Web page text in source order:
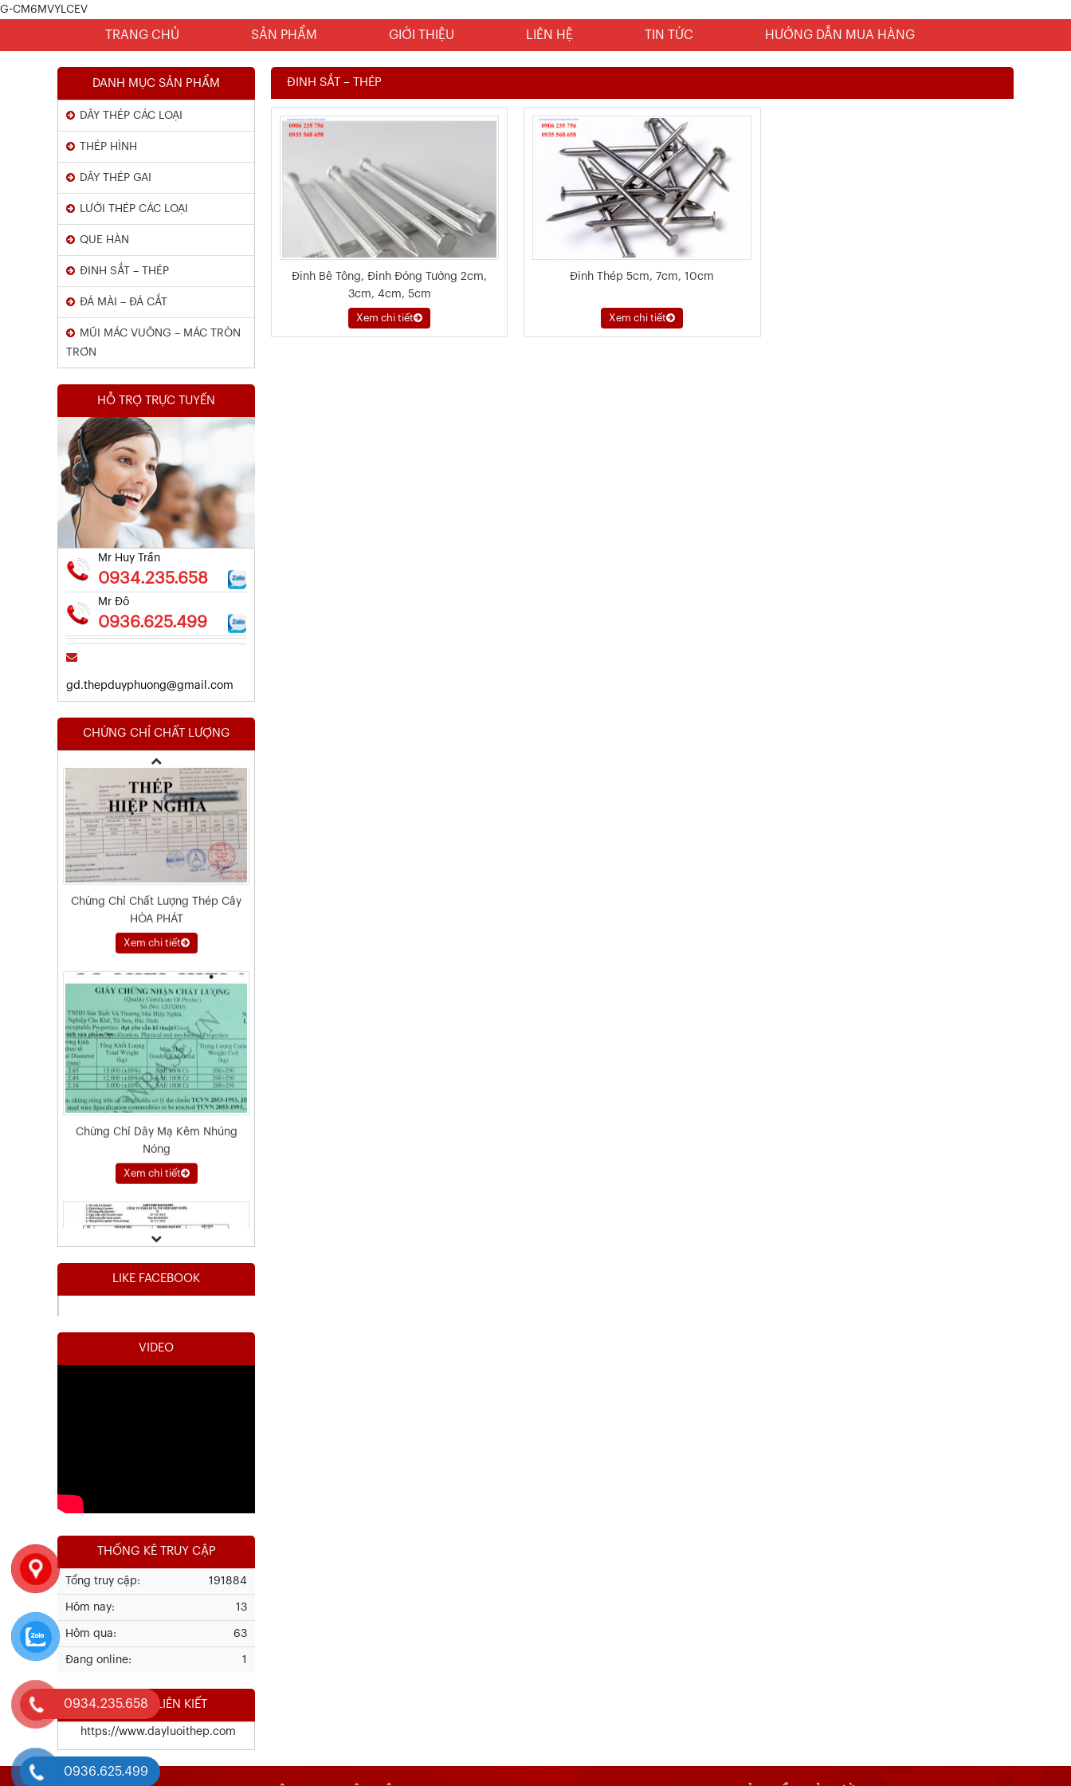
G-CM6MVYLCEV
TRANG CHỦ SẢN PHẨM GIỚI THIỆU LIÊN HỆ TIN TỨC HƯỚNG DẪN MUA HÀNG
ĐINH SẮT – THÉP
Đinh Bê Tông, Đinh Đóng Tường 2cm,
3cm, 4cm, 5cm
Xem chi tiết
Đinh Thép 5cm, 7cm, 10cm
Xem chi tiết
DANH MỤC SẢN PHẨM
DÂY THÉP CÁC LOẠI
THÉP HÌNH
DÂY THÉP GAI
LƯỚI THÉP CÁC LOẠI
QUE HÀN
ĐINH SẮT – THÉP
ĐÁ MÀI – ĐÁ CẮT
MŨI MÁC VUÔNG – MÁC TRÒN
TRƠN
HỖ TRỢ TRỰC TUYẾN
Mr Huy Trần
0934.235.658
Mr Đô
0936.625.499
gd.thepduyphuong@gmail.com
CHỨNG CHỈ CHẤT LƯỢNG
Nóng
Kết Quả Thử Nghiệm Lưới Tô Tường
Xem chi tiết
Kết Quả Thử Nghiệm Lưới Tô Tường
Xem chi tiết
HÒA PHÁT
Xem chi tiết
Chứng Chỉ Dây Mạ Kẽm Nhúng
Xem chi tiết
Kết Quả Thử Nghiệm Lưới Tô Tường
Xem chi tiết
Chứng Chỉ Chất Lượng Thép Cây
LIKE FACEBOOK
VIDEO
THỐNG KÊ TRUY CẬP
191884
Tổng truy cập:
13
Hôm nay:
63
Hôm qua:
1
Đang online:
WEBSITE LIÊN KIẾT
https://www.dayluoithep.com
0934.235.658
0936.625.499